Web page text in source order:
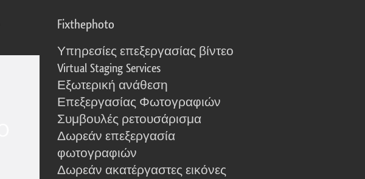
Fixthephoto
Υπηρεσίες επεξεργασίας βίντεο
Virtual Staging Services
Εξωτερική ανάθεση
Επεξεργασίας Φωτογραφιών
Συμβουλές ρετουσάρισμα
Δωρεάν επεξεργασία
φωτογραφιών
Δωρεάν ακατέργαστες εικόνες